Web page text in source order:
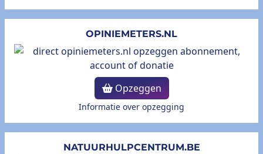
OPINIEMETERS.NL
Opzeggen
Informatie over opzegging
NATUURHULPCENTRUM.BE